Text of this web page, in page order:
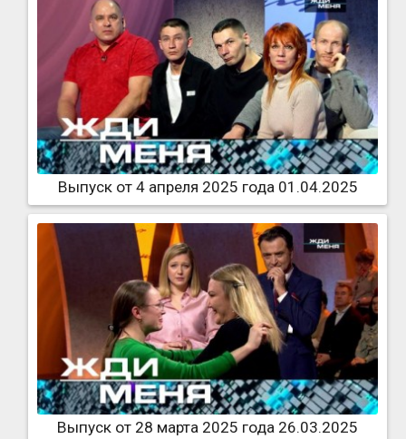
Выпуск от 4 апреля 2025 года 01.04.2025
Выпуск от 28 марта 2025 года 26.03.2025